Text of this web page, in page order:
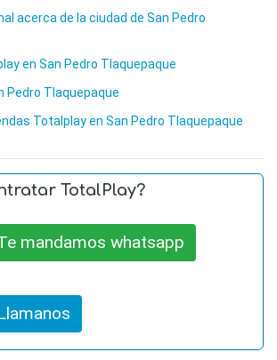
acerca de la ciudad de San Pedro
en San Pedro Tlaquepaque
Pedro Tlaquepaque
Totalplay en San Pedro Tlaquepaque
TotalPlay?
mandamos whatsapp